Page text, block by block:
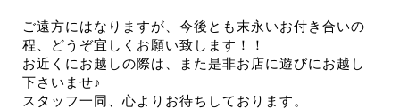
ご遠方にはなりますが、今後とも末永いお付き合いの
程、どうぞ宜しくお願い致します！！
お近くにお越しの際は、また是非お店に遊びにお越し
下さいませ♪
スタッフ一同、心よりお待ちしております。